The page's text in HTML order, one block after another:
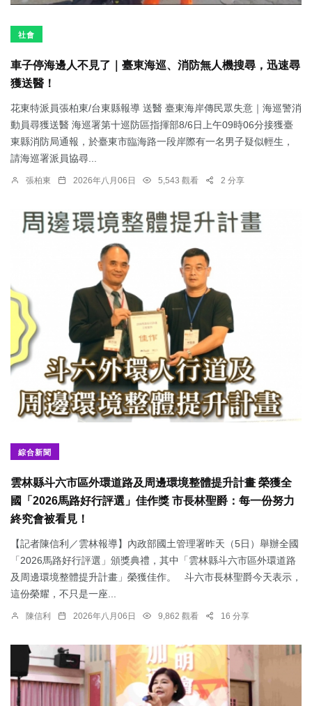
社會
車子停海邊人不見了｜臺東海巡、消防無人機搜尋，迅速尋
獲送醫！
花東特派員張柏東/台東縣報導 送醫 臺東海岸傳民眾失意｜海巡警消
動員尋獲送醫 海巡署第十巡防區指揮部8/6日上午09時06分接獲臺
東縣消防局通報，於臺東市臨海路一段岸際有一名男子疑似輕生，
請海巡署派員協尋...
張柏東 2026年八月06日 5,543 觀看 2 分享
綜合新聞
雲林縣斗六市區外環道路及周邊環境整體提升計畫 榮獲全
國「2026馬路好行評選」佳作獎 市長林聖爵：每一份努力
終究會被看見！
【記者陳信利／雲林報導】內政部國土管理署昨天（5日）舉辦全國
「2026馬路好行評選」頒獎典禮，其中「雲林縣斗六市區外環道路
及周邊環境整體提升計畫」榮獲佳作。 斗六市長林聖爵今天表示，
這份榮耀，不只是一座...
陳信利 2026年八月06日 9,862 觀看 16 分享